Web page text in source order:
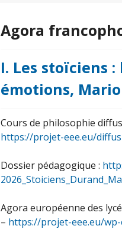
Agora
I. Les stoïciens
émotions,
Cours de philosophie
https://projet-eee.eu/
Dossier pédagogique :
Agora européenne des
– https://projet-eee.eu/wp-